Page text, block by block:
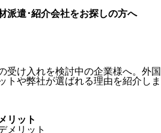
派遣･紹介会社をお探しの方へ
受け入れを検討中の企業様へ。外国
トや弊社が選ばれる理由を紹介しま
リット